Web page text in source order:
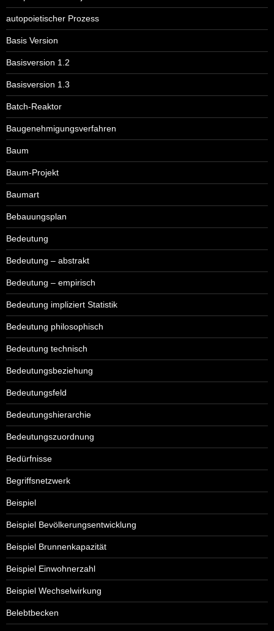
autopoietischer Prozess
Basis Version
Basisversion 1.2
Basisversion 1.3
Batch-Reaktor
Baugenehmigungsverfahren
Baum
Baum-Projekt
Baumart
Bebauungsplan
Bedeutung
Bedeutung – abstrakt
Bedeutung – empirisch
Bedeutung impliziert Statistik
Bedeutung philosophisch
Bedeutung technisch
Bedeutungsbeziehung
Bedeutungsfeld
Bedeutungshierarchie
Bedeutungszuordnung
Bedürfnisse
Begriffsnetzwerk
Beispiel
Beispiel Bevölkerungsentwicklung
Beispiel Brunnenkapazität
Beispiel Einwohnerzahl
Beispiel Wechselwirkung
Belebtbecken